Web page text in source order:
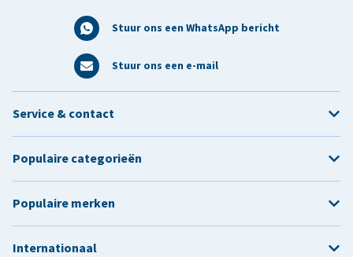
Stuur ons een WhatsApp bericht
Stuur ons een e-mail
Service & contact
Populaire categorieën
Populaire merken
Internationaal